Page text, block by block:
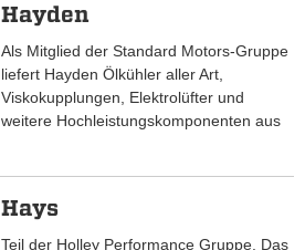
Hayden
Als Mitglied der Standard Motors-Gruppe
liefert Hayden Ölkühler aller Art,
Viskokupplungen, Elektrolüfter und
weitere Hochleistungskomponenten aus
Hays
Teil der Holley Performance Gruppe. Das